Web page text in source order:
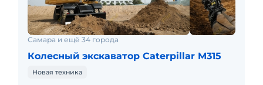
Самара и ещё 34 города
Колесный экскаватор Caterpillar M315
Новая техника